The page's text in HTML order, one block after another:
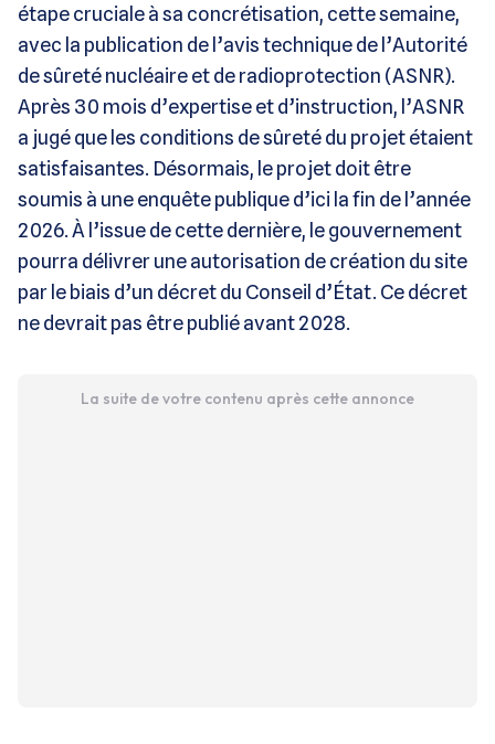
étape cruciale à sa concrétisation, cette semaine,
avec la publication de l’avis technique de l’Autorité
de sûreté nucléaire et de radioprotection (ASNR).
Après 30 mois d’expertise et d’instruction, l’ASNR
a jugé que les conditions de sûreté du projet étaient
satisfaisantes. Désormais, le projet doit être
soumis à une enquête publique d’ici la fin de l’année
2026. À l’issue de cette dernière, le gouvernement
pourra délivrer une autorisation de création du site
par le biais d’un décret du Conseil d’État. Ce décret
ne devrait pas être publié avant 2028.
La suite de votre contenu après cette annonce